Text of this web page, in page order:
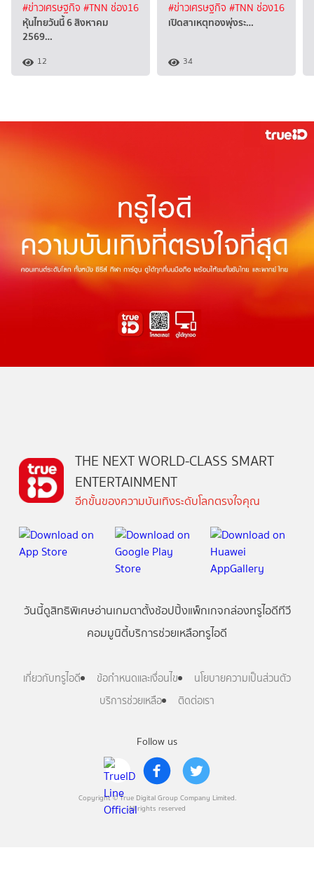
#ข่าวเศรษฐกิจ #TNN ช่อง16
หุ้นไทยวันนี้ 6 สิงหาคม
2569…
12
#ข่าวเศรษฐกิจ #TNN ช่อง16
เปิดสาเหตุทองพุ่งระ…
34
Follow us
Copyright © True Digital Group Company Limited.
All rights reserved
THE NEXT WORLD-CLASS SMART
ENTERTAINMENT
อีกขั้นของความบันเทิงระดับโลกตรงใจคุณ
วันนี้ดูสิทธิพิเศษอ่านเกมตาตั้งช้อปปิ้งแพ็กเกจกล่องทรูไอดีทีวี
คอมมูนิตี้บริการช่วยเหลือทรูไอดี
เกี่ยวกับทรูไอดี ข้อกำหนดและเงื่อนไข
นโยบายความเป็นส่วนตัว
บริการช่วยเหลือ
ติดต่อเรา